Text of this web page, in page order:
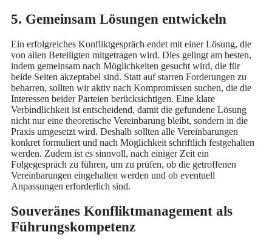
5. Gemeinsam Lösungen entwickeln
Ein erfolgreiches Konfliktgespräch endet mit einer Lösung, die
von allen Beteiligten mitgetragen wird. Dies gelingt am besten,
indem gemeinsam nach Möglichkeiten gesucht wird, die für
beide Seiten akzeptabel sind. Statt auf starren Forderungen zu
beharren, sollten wir aktiv nach Kompromissen suchen, die die
Interessen beider Parteien berücksichtigen. Eine klare
Verbindlichkeit ist entscheidend, damit die gefundene Lösung
nicht nur eine theoretische Vereinbarung bleibt, sondern in die
Praxis umgesetzt wird. Deshalb sollten alle Vereinbarungen
konkret formuliert und nach Möglichkeit schriftlich festgehalten
werden. Zudem ist es sinnvoll, nach einiger Zeit ein
Folgegespräch zu führen, um zu prüfen, ob die getroffenen
Vereinbarungen eingehalten werden und ob eventuell
Anpassungen erforderlich sind.
Souveränes Konfliktmanagement als
Führungskompetenz